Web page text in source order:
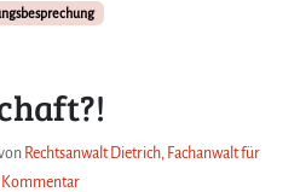
Rechtsanwalt Dietrich, Fachanwalt für
Kommentarz